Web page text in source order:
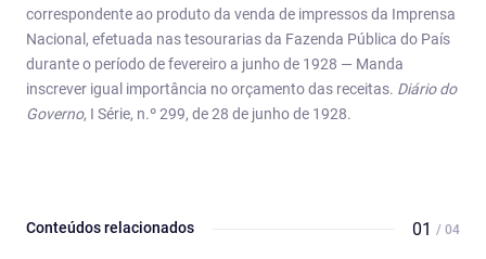
correspondente ao produto da venda de impressos da Imprensa
Nacional, efetuada nas tesourarias da Fazenda Pública do País
durante o período de fevereiro a junho de 1928 — Manda
inscrever igual importância no orçamento das receitas. Diário do
Governo, I Série, n.º 299, de 28 de junho de 1928.
Conteúdos relacionados 01 / 04